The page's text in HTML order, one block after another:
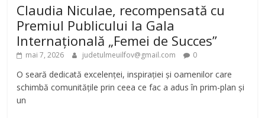
Claudia Niculae, recompensată cu
Premiul Publicului la Gala
Internațională „Femei de Succes”
mai 7, 2026 judetulmeuilfov@gmail.com 0
O seară dedicată excelenței, inspirației și oamenilor care
schimbă comunitățile prin ceea ce fac a adus în prim-plan și
un